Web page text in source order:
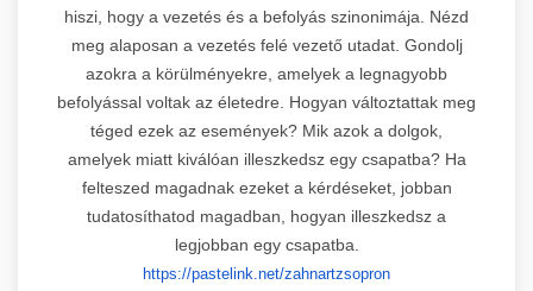
hiszi, hogy a vezetés és a befolyás szinonimája. Nézd
meg alaposan a vezetés felé vezető utadat. Gondolj
azokra a körülményekre, amelyek a legnagyobb
befolyással voltak az életedre. Hogyan változtattak meg
téged ezek az események? Mik azok a dolgok,
amelyek miatt kiválóan illeszkedsz egy csapatba? Ha
felteszed magadnak ezeket a kérdéseket, jobban
tudatosíthatod magadban, hogyan illeszkedsz a
legjobban egy csapatba.
https://pastelink.net/zahnartzsopron